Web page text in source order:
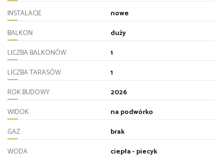
INSTALACJE
nowe
BALKON
duży
LICZBA BALKONÓW
1
LICZBA TARASÓW
1
ROK BUDOWY
2026
WIDOK
na podwórko
GAZ
brak
WODA
ciepła - piecyk